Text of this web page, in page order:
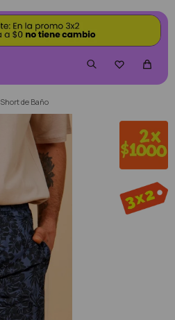

Short de Baño